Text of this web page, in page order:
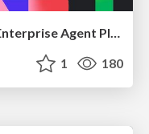
AI ネイティブな組織に Gemini Enterprise Agent Platform がなぜ必要なのか
1 180